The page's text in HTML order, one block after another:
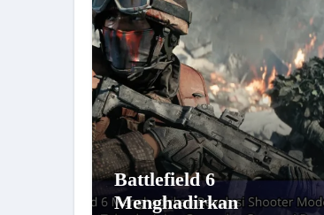
Battlefield 6
Menghadirkan